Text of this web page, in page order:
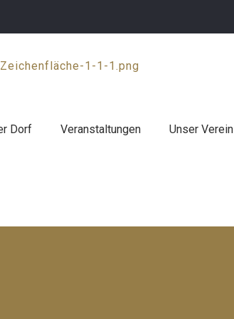
Dorf Veranstaltungen Unser Verein